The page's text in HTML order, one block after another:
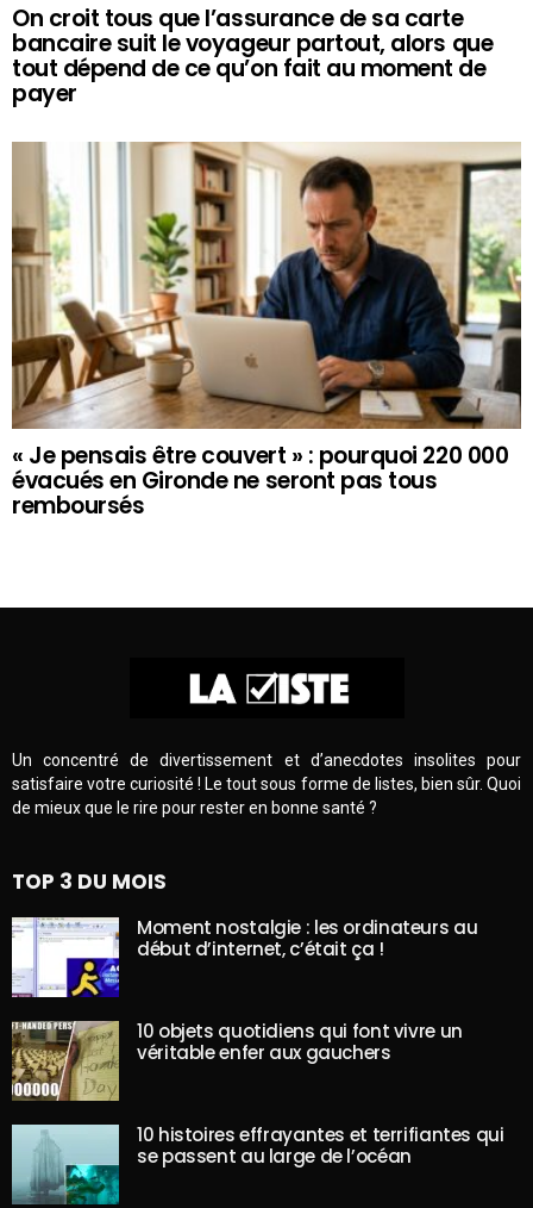
On croit tous que l’assurance de sa carte
bancaire suit le voyageur partout, alors que
tout dépend de ce qu’on fait au moment de
payer
« Je pensais être couvert » : pourquoi 220 000
évacués en Gironde ne seront pas tous
remboursés
Un concentré de divertissement et d’anecdotes insolites pour
satisfaire votre curiosité ! Le tout sous forme de listes, bien sûr. Quoi
de mieux que le rire pour rester en bonne santé ?
TOP 3 DU MOIS
Moment nostalgie : les ordinateurs au
début d’internet, c’était ça !
10 objets quotidiens qui font vivre un
véritable enfer aux gauchers
10 histoires effrayantes et terrifiantes qui
se passent au large de l’océan